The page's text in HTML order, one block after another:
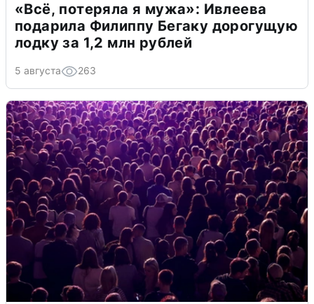
«Всё, потеряла я мужа»: Ивлеева
подарила Филиппу Бегаку дорогущую
лодку за 1,2 млн рублей
5 августа 263